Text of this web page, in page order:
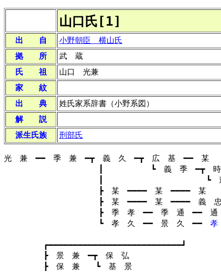
山口氏[1]
出 自
小野朝臣 横山氏
拠 所
武 蔵
氏 祖
山口 光兼
家 紋
出 典
姓氏家系辞書（小野系図）
解 説
派生氏族
刑部氏
光 兼 ━━ 季 兼 ━┳ 義 久 ━┳ 広 基 ━━ 某
┃ ┗ 義 季 ━┳ 時
┃ ┗ 遠 時
┣ 某 ━━━━ 某 ━━━━
┣ 某 ━━━━ 某 ━━━━ 義
┣ 季 孝 ━━ 季 通 ━━ 通
┗ 孝 久 ━━ 景 久 ━━
┏━━━━━━━━━━━━━━━━━━━━━━━━━━━┛
┣ 景 兼 ━┳ 保 弘
┣ 保 兼 ┗ 基 景